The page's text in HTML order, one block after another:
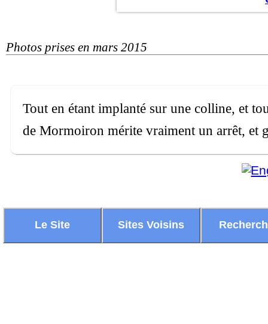
Photos prises en mars 2015
Tout en étant implanté sur une colline, et
de Mormoiron mérite vraiment un arrêt, et
Le Site Sites Voisins